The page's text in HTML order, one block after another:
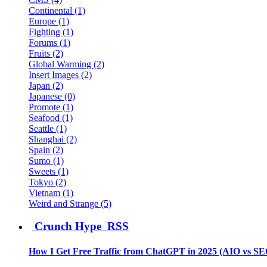
Continental (1)
Europe (1)
Fighting (1)
Forums (1)
Fruits (2)
Global Warming (2)
Insert Images (2)
Japan (2)
Japanese (0)
Promote (1)
Seafood (1)
Seattle (1)
Shanghai (2)
Spain (2)
Sumo (1)
Sweets (1)
Tokyo (2)
Vietnam (1)
Weird and Strange (5)
Crunch Hype RSS
How I Get Free Traffic from ChatGPT in 2025 (AIO vs